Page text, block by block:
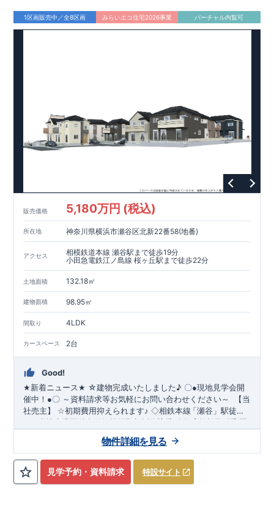
1区画販売中／全8区画 みらいエコ住宅2026事業 バーチャル内覧可
販売価格 5,180万円 (税込)
所在地 神奈川県横浜市瀬谷区北新22番58(地番)
アクセス
相模鉄道本線 瀬谷駅まで徒歩19分
小田急電鉄江ノ島線 桜ヶ丘駅まで徒歩22分
土地面積 132.18㎡
建物面積 98.95㎡
間取り 4LDK
カースペース 2台
Good!
★新着ニュース ★ ☆建物完成いたしました♪ 〇●現地見学会開
催中！ ●〇 ～資料請求等お気軽にお問い合わせください～
【当
社売主】
☆初期費用抑えられます♪ ◇相鉄本線「瀬谷 」駅徒歩
​
・開放感を演出するスタイリッシュな間取り
ります（5号棟） 【吹き抜け天井】 ◇実際に生活した時に便利
◇
・ちょっとした収納に
【収納スペース・各居室クローゼット
≪ ブルーミングガーデンのこ だ
見学予約・資料請求 特設サイト
物件詳細を見る